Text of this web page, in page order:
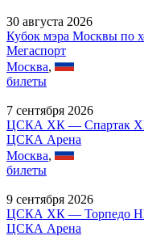
30 августа 2026
Кубок мэра Москвы по
Мегаспорт
Москва,
билеты
7 сентября 2026
ЦСКА ХК — Спартак
ЦСКА Арена
Москва,
билеты
9 сентября 2026
ЦСКА ХК — Торпедо
ЦСКА Арена